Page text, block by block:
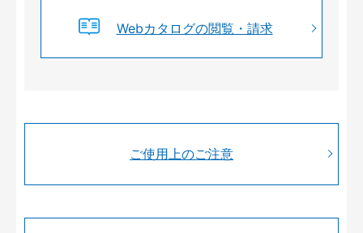
Webカタログの閲覧・請求
ご使用上のご注意